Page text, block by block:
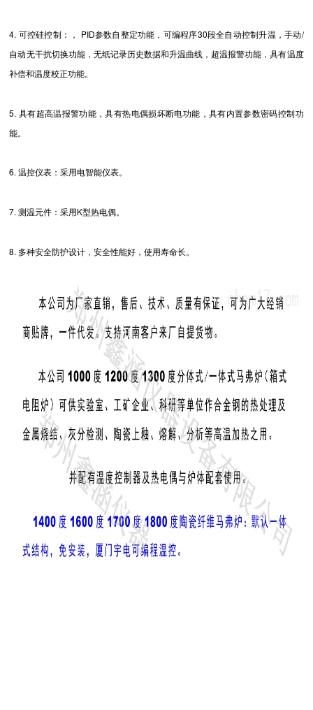
4. 可控硅控制：， PID参数自整定功能，可编程序30段全自动控制升温，手动/
自动无干扰切换功能，无纸记录历史数据和升温曲线，超温报警功能，具有温度
补偿和温度校正功能。
5. 具有超高温报警功能，具有热电偶损坏断电功能，具有内置参数密码控制功
能。
6. 温控仪表：采用电智能仪表。
7. 测温元件：采用K型热电偶。
8. 多种安全防护设计，安全性能好，使用寿命长。